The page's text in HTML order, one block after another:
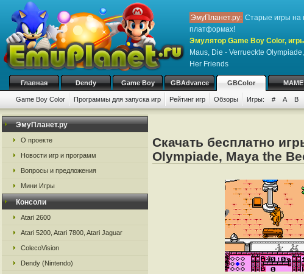
ЭмуПланет.ру: Старые игры на
платформах!
Эмулятор Game Boy Color,
Maus, Die - Verrueckte
Her Friends
Главная Dendy Game Boy GBAdvance GBColor MAME
Game Boy Color Программы для запуска игр Рейтинг игр Обзоры Игры: # A B
ЭмуПланет.ру
О проекте
Новости игр и программ
Вопросы и предложения
Мини Игры
Консоли
Atari 2600
Atari 5200, Atari 7800, Atari Jaguar
ColecoVision
Dendy (Nintendo)
Скачать бесплатно
Olympiade, Maya the